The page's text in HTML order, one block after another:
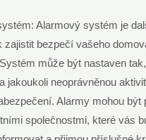
Alarmový systém je
zajistit bezpečí vašeho
může být nastaven
jakoukoli neoprávněnou
Alarmy mohou být
společnostmi, které vás